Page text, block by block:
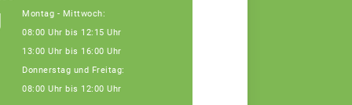
Montag - Mittwoch:
08:00 Uhr bis 12:15 Uhr
13:00 Uhr bis 16:00 Uhr
Donnerstag und Freitag:
08:00 Uhr bis 12:00 Uhr